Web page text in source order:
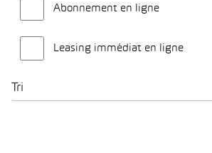
Abonnement en ligne
Leasing immédiat en ligne
Tri